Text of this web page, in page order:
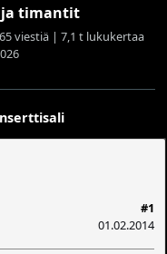
ja timantit
viestiä | 7,1 t lukukertaa
#1
01.02.2014